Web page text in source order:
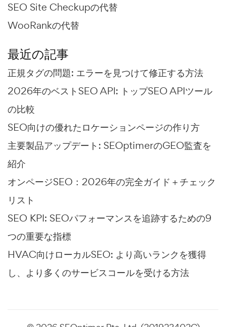
SEO Site Checkupの代替
WooRankの代替
最近の記事
正規タグの問題: エラーを見つけて修正する方法
2026年のベストSEO API: トップSEO APIツール
の比較
SEO向けの優れたロケーションページの作り方
主要製品アップデート: SEOptimerのGEO監査を
紹介
オンページSEO：2026年の完全ガイド＋チェック
リスト
SEO KPI: SEOパフォーマンスを追跡するための9
つの重要な指標
HVAC向けローカルSEO: より高いランクを獲得
し、より多くのサービスコールを受ける方法